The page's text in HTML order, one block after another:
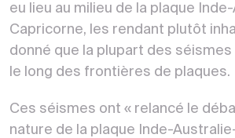
eu lieu au milieu de la plaque
Capricorne, les rendant plutôt
donné que la plupart des
le long des frontières de plaques.
Ces séismes ont « relancé le
nature de la plaque Inde-